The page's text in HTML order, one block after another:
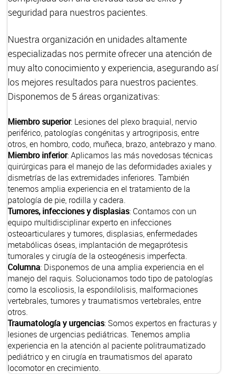
seguridad para nuestros pacientes.
Nuestra organización en unidades altamente
especializadas nos permite ofrecer una atención de
muy alto conocimiento y experiencia, asegurando así
los mejores resultados para nuestros pacientes.
Disponemos de 5 áreas organizativas:
Miembro superior: Lesiones del plexo braquial, nervio
periférico, patologías congénitas y artrogriposis, entre
otros, en hombro, codo, muñeca, brazo, antebrazo y mano.
Miembro inferior: Aplicamos las más novedosas técnicas
quirúrgicas para el manejo de las deformidades axiales y
dismetrías de las extremidades inferiores. También
tenemos amplia experiencia en el tratamiento de la
patología de pie, rodilla y cadera.
Tumores, infecciones y displasias: Contamos con un
equipo multidisciplinar experto en infecciones
osteoarticulares y tumores, displasias, enfermedades
metabólicas óseas, implantación de megaprótesis
tumorales y cirugía de la osteogénesis imperfecta.
Columna: Disponemos de una amplia experiencia en el
manejo del raquis. Solucionamos todo tipo de patologías
como la escoliosis, la espondilolisis, malformaciones
vertebrales, tumores y traumatismos vertebrales, entre
otros.
Traumatología y urgencias: Somos expertos en fracturas y
lesiones de urgencias pediátricas. Tenemos amplia
experiencia en la atención al paciente politraumatizado
pediátrico y en cirugía en traumatismos del aparato
locomotor en crecimiento.